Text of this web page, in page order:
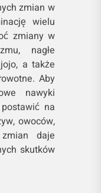
zmian w
wielu
zmiany w
nagłe
a także
Aby
nawyki
na
owoców,
daje
skutków